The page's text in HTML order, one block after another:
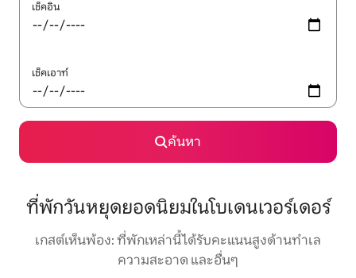
เช็คอิน
เช็คเอาท์
ค้นหา
ที่พักวันหยุดยอดนิยมในโบเดนเวอร์เดอร์
เกสต์เห็นพ้อง: ที่พักเหล่านี้ได้รับคะแนนสูงด้านทำเล
ความสะอาด และอื่นๆ